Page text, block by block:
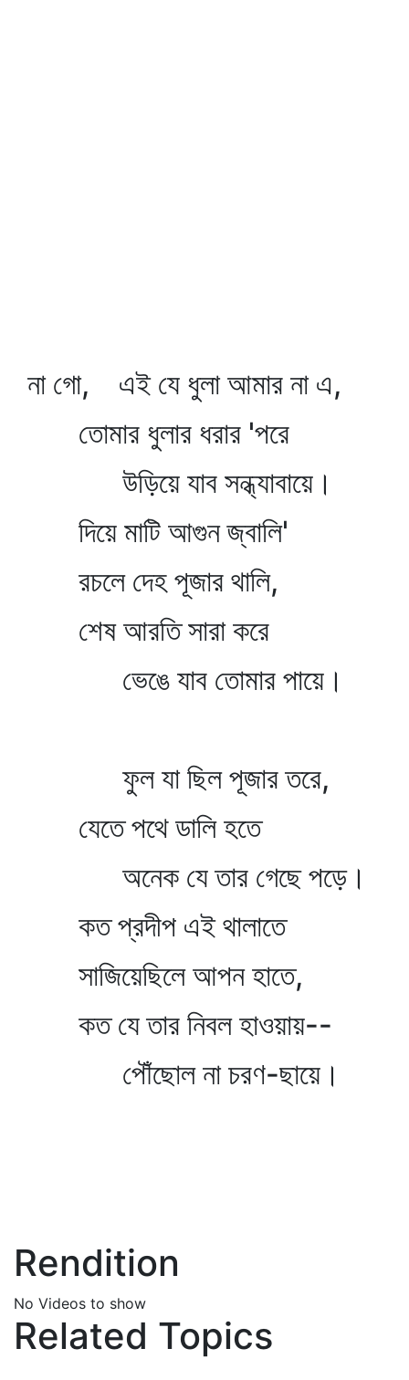
না গো, এই যে ধুলা আমার না এ,
তোমার ধুলার ধরার 'পরে
উড়িয়ে যাব সন্ধ্যাবায়ে।
দিয়ে মাটি আগুন জ্বালি'
রচলে দেহ পূজার থালি,
শেষ আরতি সারা করে
ভেঙে যাব তোমার পায়ে।
ফুল যা ছিল পূজার তরে,
যেতে পথে ডালি হতে
অনেক যে তার গেছে পড়ে।
কত প্রদীপ এই থালাতে
সাজিয়েছিলে আপন হাতে,
কত যে তার নিবল হাওয়ায়--
পৌঁছোল না চরণ-ছায়ে।
Rendition
No Videos to show
Related Topics